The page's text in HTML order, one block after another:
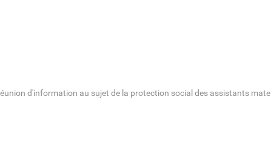
d'information au sujet de la protection social des assistants